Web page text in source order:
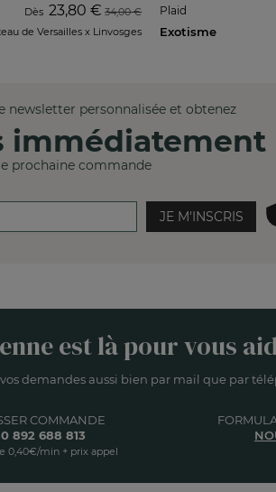
Dès23,80 € 34,00 €
de Versailles x Linvosges
Plaid
Exotisme
newsletter personnalisée et obtenez
immédiatement
prochaine commande
JE M'INSCRIS
est là pour vous
demandes aussi bien par mail que par
COMMANDE
0 892 688 813
0,40€/min + prix appel